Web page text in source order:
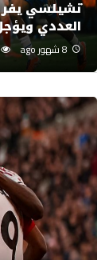
تشيلسي
العددي
8 شهور ago